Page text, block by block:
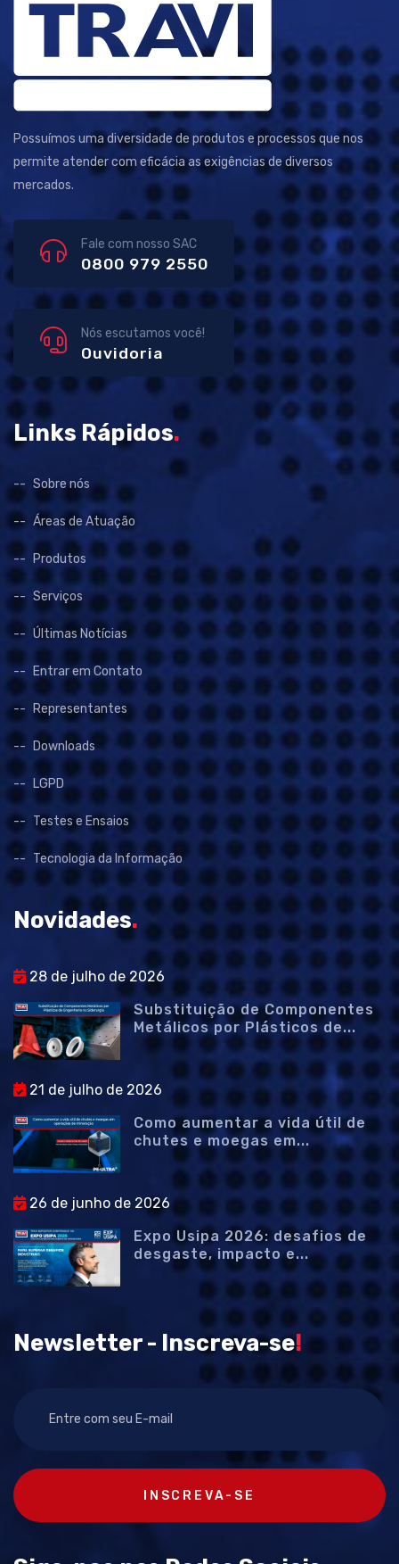
Possuímos uma diversidade de produtos e processos que nos
permite atender com eficácia as exigências de diversos
mercados.
Fale com nosso SAC
0800 979 2550
Nós escutamos você!
Ouvidoria
Links Rápidos.
Sobre nós
Áreas de Atuação
Produtos
Serviços
Últimas Notícias
Entrar em Contato
Representantes
Downloads
LGPD
Testes e Ensaios
Tecnologia da Informação
Novidades.
28 de julho de 2026
Substituição de Componentes
Metálicos por Plásticos de...
21 de julho de 2026
Como aumentar a vida útil de
chutes e moegas em...
26 de junho de 2026
Expo Usipa 2026: desafios de
desgaste, impacto e...
Newsletter - Inscreva-se!
INSCREVA-SE